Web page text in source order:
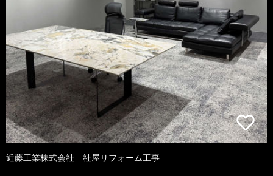
近藤工業株式会社 社屋リフォーム工事